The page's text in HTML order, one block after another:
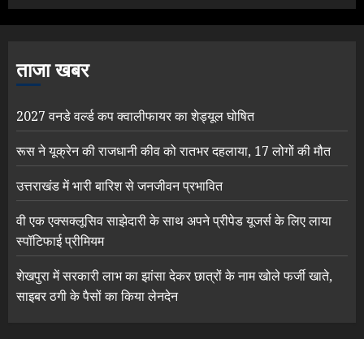
ताजा खबर
2027 वनडे वर्ल्ड कप क्वालीफायर का शेड्यूल घोषित
रूस ने यूक्रेन की राजधानी कीव को रातभर दहलाया, 17 लोगों की मौत
उत्तराखंड में भारी बारिश से जनजीवन प्रभावित
वी एक एक्सक्लूसिव साझेदारी के साथ अपने प्रीपेड यूजर्स के लिए लाया
स्पॉटिफाई प्रीमियम
शेखपुरा में सरकारी लाभ का झांसा देकर छात्रों के नाम खोले फर्जी खाते,
साइबर ठगी के पैसों का किया लेनदेन